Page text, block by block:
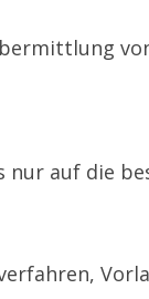
auf die